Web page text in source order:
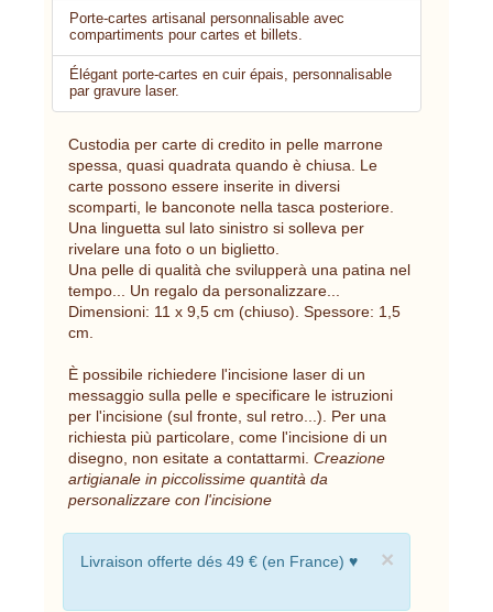
Porte-cartes artisanal personnalisable avec
compartiments pour cartes et billets.
Élégant porte-cartes en cuir épais, personnalisable
par gravure laser.
Custodia per carte di credito in pelle marrone
spessa, quasi quadrata quando è chiusa. Le
carte possono essere inserite in diversi
scomparti, le banconote nella tasca posteriore.
Una linguetta sul lato sinistro si solleva per
rivelare una foto o un biglietto.
Una pelle di qualità che svilupperà una patina nel
tempo... Un regalo da personalizzare...
Dimensioni: 11 x 9,5 cm (chiuso). Spessore: 1,5
cm.
È possibile richiedere l'incisione laser di un
messaggio sulla pelle e specificare le istruzioni
per l'incisione (sul fronte, sul retro...). Per una
richiesta più particolare, come l'incisione di un
disegno, non esitate a contattarmi. Creazione
artigianale in piccolissime quantità da
personalizzare con l'incisione
×
Livraison offerte dés 49 € (en France) ♥